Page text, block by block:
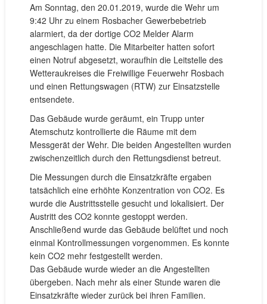
Am Sonntag, den 20.01.2019, wurde die Wehr um
9:42 Uhr zu einem Rosbacher Gewerbebetrieb
alarmiert, da der dortige CO2 Melder Alarm
angeschlagen hatte. Die Mitarbeiter hatten sofort
einen Notruf abgesetzt, woraufhin die Leitstelle des
Wetteraukreises die Freiwillige Feuerwehr Rosbach
und einen Rettungswagen (RTW) zur Einsatzstelle
entsendete.
Das Gebäude wurde geräumt, ein Trupp unter
Atemschutz kontrollierte die Räume mit dem
Messgerät der Wehr. Die beiden Angestellten wurden
zwischenzeitlich durch den Rettungsdienst betreut.
Die Messungen durch die Einsatzkräfte ergaben
tatsächlich eine erhöhte Konzentration von CO2. Es
wurde die Austrittsstelle gesucht und lokalisiert. Der
Austritt des CO2 konnte gestoppt werden.
Anschließend wurde das Gebäude belüftet und noch
einmal Kontrollmessungen vorgenommen. Es konnte
kein CO2 mehr festgestellt werden.
Das Gebäude wurde wieder an die Angestellten
übergeben. Nach mehr als einer Stunde waren die
Einsatzkräfte wieder zurück bei ihren Familien.